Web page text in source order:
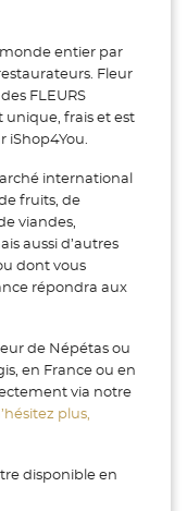
entier par
Fleur
FLEURS
unique, frais et est
iShop4You.
international
fruits, de
viandes,
aussi d’autres
dont vous
répondra aux
de Népétas ou
en France ou en
via notre
plus,
disponible en